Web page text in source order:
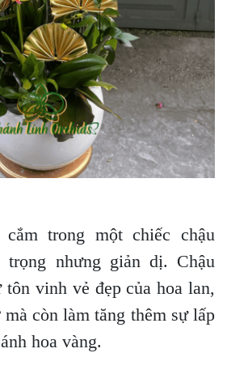
cắm trong một chiếc chậu
trọng nhưng giản dị. Chậu
vinh vẻ đẹp của hoa lan,
còn làm tăng thêm sự lấp
hoa vàng.